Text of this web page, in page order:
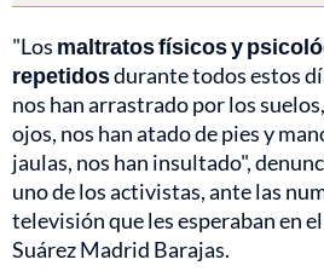
"Los maltratos físicos y
repetidosdurante todos estos
nos han arrastrado por los
ojos, nos han atado de pies y
jaulas, nos han insultado",
uno de los activistas, ante las
televisión que les esperaban en
Suárez Madrid Barajas.